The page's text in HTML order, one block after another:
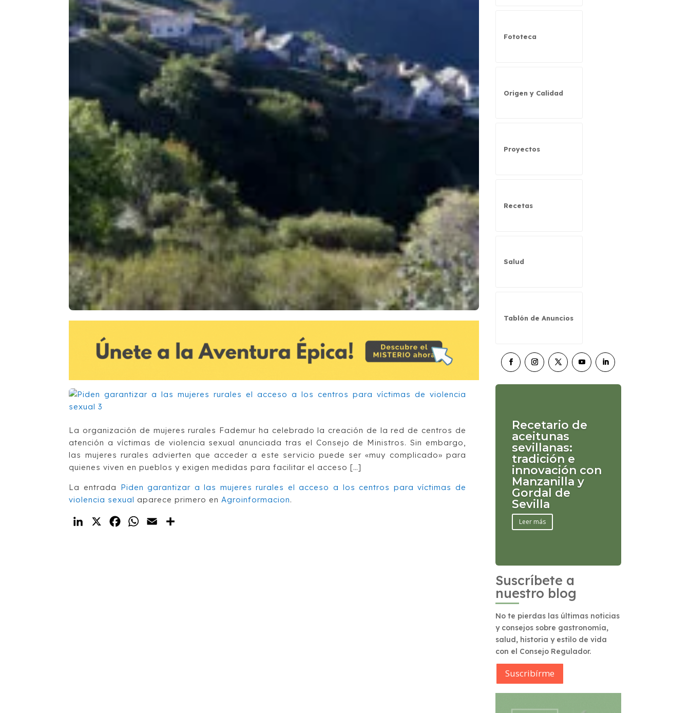
La organización de mujeres rurales Fademur ha celebrado la creación de la red de centros de
atención a víctimas de violencia sexual anunciada tras el Consejo de Ministros. Sin embargo,
las mujeres rurales advierten que acceder a este servicio puede ser «muy complicado» para
quienes viven en pueblos y exigen medidas para facilitar el acceso […]
La entrada Piden garantizar a las mujeres rurales el acceso a los centros para víctimas de
violencia sexual aparece primero en Agroinformacion.
LinkedIn
X FacebookWhatsApp
Email
Fototeca
Origen y Calidad
Proyectos
Recetas
Salud
Tablón de Anuncios
Recetario de
aceitunas
sevillanas:
tradición e
innovación con
Manzanilla y
Gordal de
Sevilla
Leer más
Suscríbete a
nuestro blog
No te pierdas las últimas noticias
y consejos sobre gastronomía,
salud, historia y estilo de vida
con el Consejo Regulador.
Suscribírme